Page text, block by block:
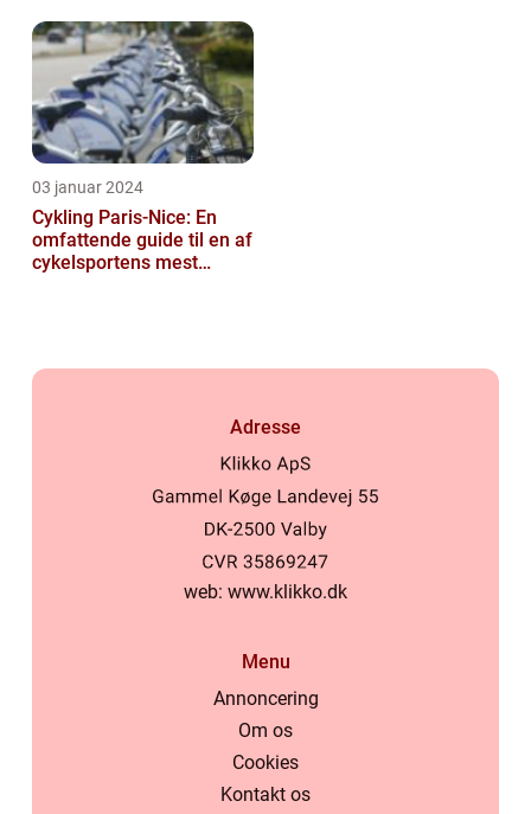
03 januar 2024
Cykling Paris-Nice: En
omfattende guide til en af
cykelsportens mest
Adresse
web: www.klikko.dk
Menu
Annoncering
Om os
Cookies
Kontakt os